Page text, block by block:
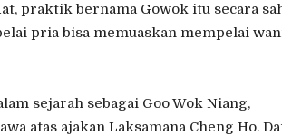
praktik bernama Gowok itu secara
pria bisa memuaskan mempelai
sejarah sebagai Goo Wok Niang,
atas ajakan Laksamana Cheng Ho.